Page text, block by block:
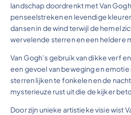
landschap doordrenkt met Van
penseelstreken en levendige
dansen in de wind terwijl de hemel
wervelende sterren en een heldere
Van Gogh’s gebruik van dikke verf
een gevoel van beweging en emotie
sterren lijken te fonkelen en de
mysterieuze rust uit die de kijker
Door zijn unieke artistieke visie wist